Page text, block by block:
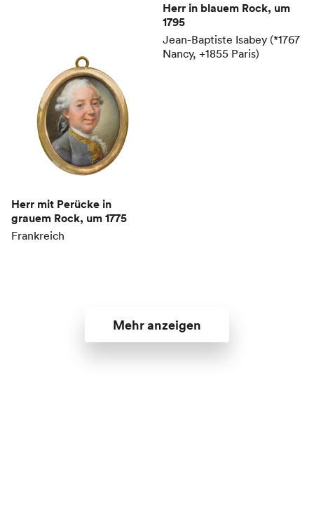
Herr in blauem Rock, um
1795
Jean-Baptiste Isabey (*1767
Nancy, +1855 Paris)
Herr mit Perücke in
grauem Rock, um 1775
Frankreich
Mehr anzeigen